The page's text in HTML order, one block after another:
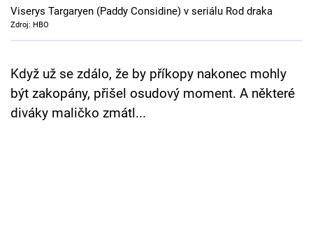
Přihlášení
Viserys Targaryen (Paddy Considine) v seriálu Rod draka
Zdroj: HBO
Když už se zdálo, že by příkopy nakonec mohly
být zakopány, přišel osudový moment. A některé
diváky maličko zmátl...